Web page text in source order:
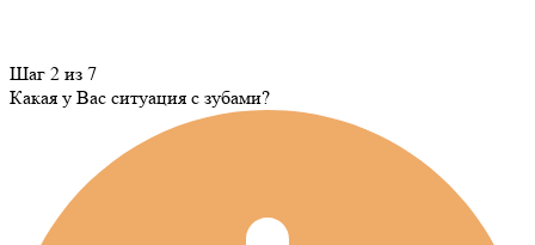
Шаг 2 из 7
Какая у Вас ситуация c зубами?